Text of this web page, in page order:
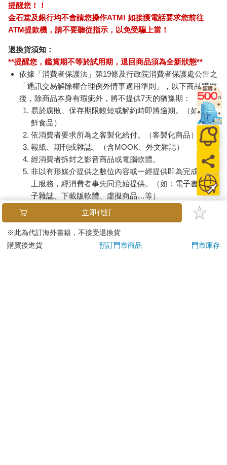
提醒您！！
金石堂及銀行均不會請您操作ATM! 如接獲電話要求您前往
ATM提款機，請不要聽從指示，以免受騙上當！
退換貨須知：
**提醒您，鑑賞期不等於試用期，退回商品須為全新狀態**
依據「消費者保護法」第19條及行政院消費者保護處公告之
「通訊交易解除權合理例外情事適用準則」，以下商品購買
後，除商品本身有瑕疵外，將不提供7天的猶豫期：
易於腐敗、保存期限較短或解約時即將逾期。（如：生
鮮食品）
依消費者要求所為之客製化給付。（客製化商品）
報紙、期刊或雜誌。（含MOOK、外文雜誌）
經消費者拆封之影音商品或電腦軟體。
非以有形媒介提供之數位內容或一經提供即為完成之線
上服務，經消費者事先同意始提供。（如：電子書、電
子雜誌、下載版軟體、虛擬商品…等）
已拆封之個人衛生用品。（如：內衣褲、刮鬍刀、除毛
若非上列種類商品，均享有到貨7天的猶豫期（含例假
日）。
立即代訂
※此為代訂海外書籍，不接受退換貨
購買後進貨
預訂門市商品 門市庫存